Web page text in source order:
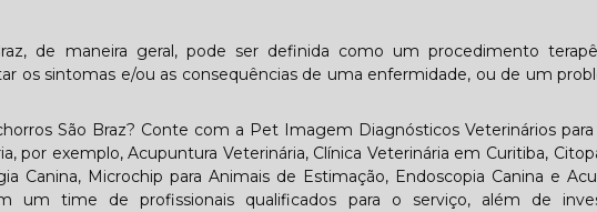
de maneira geral, pode ser definida como um procedimento
os sintomas e/ou as consequências de uma enfermidade, ou de um
São Braz? Conte com a Pet Imagem Diagnósticos Veterinários para
por exemplo, Acupuntura Veterinária, Clínica Veterinária em Curitiba,
Canina, Microchip para Animais de Estimação, Endoscopia Canina e
um time de profissionais qualificados para o serviço, além de